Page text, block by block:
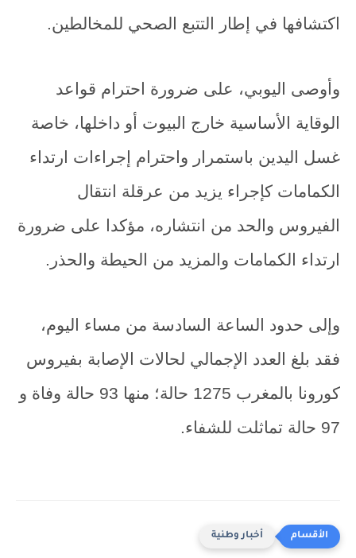
اكتشافها في إطار التتبع الصحي للمخالطين.
وأوصى اليوبي، على ضرورة احترام قواعد
الوقاية الأساسية خارج البيوت أو داخلها، خاصة
غسل اليدين باستمرار واحترام إجراءات ارتداء
الكمامات كإجراء يزيد من عرقلة انتقال
الفيروس والحد من انتشاره، مؤكدا على ضرورة
ارتداء الكمامات والمزيد من الحيطة والحذر.
وإلى حدود الساعة السادسة من مساء اليوم،
فقد بلغ العدد الإجمالي لحالات الإصابة بفيروس
كورونا بالمغرب 1275 حالة؛ منها 93 حالة وفاة و
97 حالة تماثلت للشفاء.
أخبار وطنية